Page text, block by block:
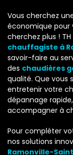
Vous cherchez
économique pour
cherchez plus ! TH
chauffagiste à
savoir-faire au
des chaudières
qualité. Que vous
entretenir votre
dépannage
accompagner à
Pour compléter
nos solutions
Ramonville-